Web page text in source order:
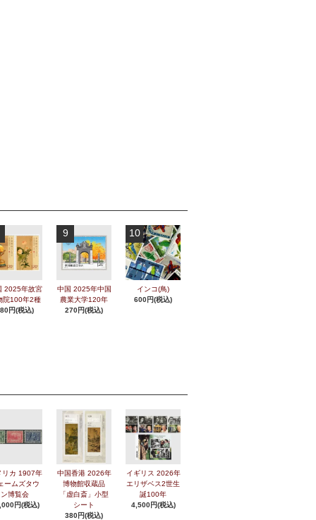
2025年故宮
院100年2種
円(税込)
9
中国 2025年中国
農業大学120年
270円(税込)
10
インコ(鳥)
600円(税込)
リカ 1907年
ームズタウ
ン博覧会
円(税込)
中国香港 2026年
博物館収蔵品
「虚白斎」小型
シート
380円(税込)
イギリス 2026年
エリザベス2世生
誕100年
4,500円(税込)